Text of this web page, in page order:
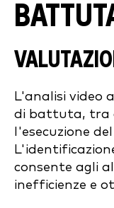
L'analisi video
di battuta, tra
l'esecuzione
consente agli
inefficienze e